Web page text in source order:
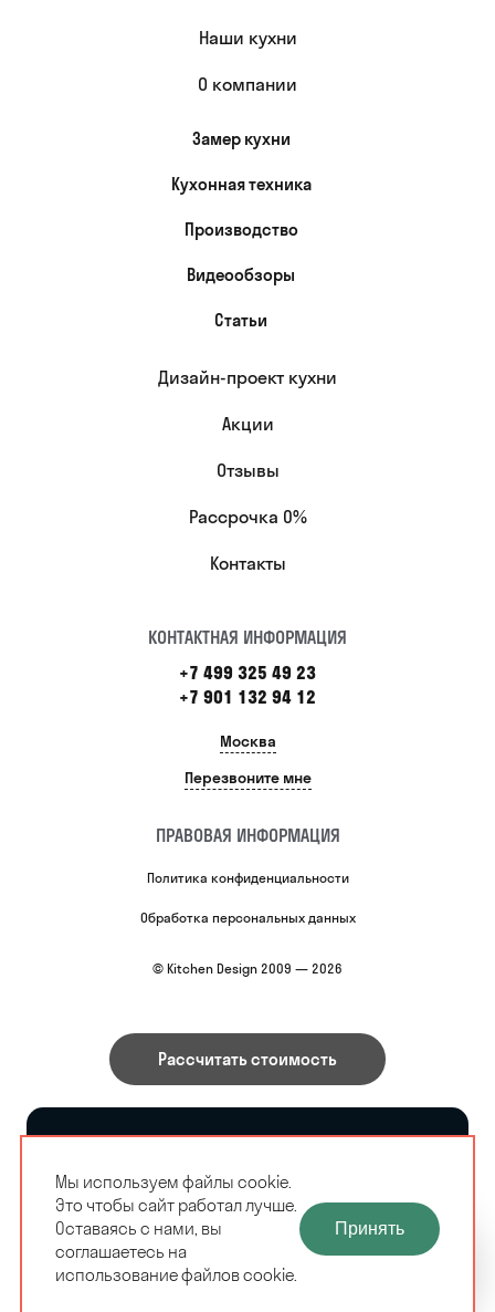
Наши кухни
О компании
Замер кухни
Кухонная техника
Производство
Видеообзоры
Статьи
Дизайн-проект кухни
Акции
Отзывы
Рассрочка 0%
Контакты
КОНТАКТНАЯ ИНФОРМАЦИЯ
+7 499 325 49 23
+7 901 132 94 12
Москва
Перезвоните мне
ПРАВОВАЯ ИНФОРМАЦИЯ
Политика конфиденциальности
Обработка персональных данных
© Kitchen Design 2009 — 2026
Рассчитать стоимость
собственностью организаций, с которыми у
владельцев сайта есть соглашение о размещении
материалов. Копирование любой информации может
повлечь за собой уголовное преследование. Нажатие
на кнопку «Оформить заказ», а также последующее
заполнение тех или иных форм, не накладывает на
владельцев сайта никаких обязательств.
ЗАМЕРЩИК-
ДИЗАЙНЕР
РАСЧЕТ КУХНИ
ЗА 10 МИНУТ
Мы используем файлы cookie.
Это чтобы сайт работал лучше.
Оставаясь с нами, вы
соглашаетесь на
использование файлов cookie.
Принять